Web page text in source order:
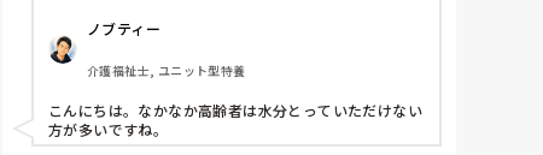
ノブティー
介護福祉士, ユニット型特養
こんにちは。なかなか高齢者は水分とっていただけない
方が多いですね。